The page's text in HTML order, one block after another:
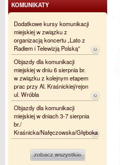
KOMUNIKATY
Dodatkowe kursy komunikacji
miejskiej w związku z
organizacją koncertu „Lato z
Radiem i Telewizją Polską”
Objazdy dla komunikacji
miejskiej w dniu 6 sierpnia br.
w związku z kolejnym etapem
prac przy Al. Kraśnickiej/rejon
ul. Wróbla
Objazdy dla komunikacji
miejskiej w dniach 3-7 sierpnia
br./
Kraśnicka/Nałęczowska/Głęboka